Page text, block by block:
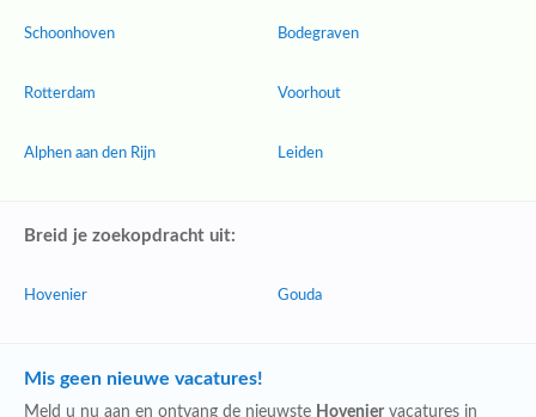
Schoonhoven
Rotterdam
Alphen aan den Rijn
Bodegraven
Voorhout
Leiden
Breid je zoekopdracht uit:
Hovenier Gouda
Mis geen nieuwe vacatures!
Meld u nu aan en ontvang de nieuwste Hovenier vacatures in